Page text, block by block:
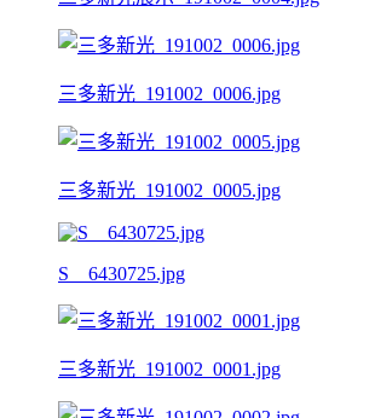
三多新光_191002_0006.jpg
三多新光_191002_0005.jpg
S__6430725.jpg
三多新光_191002_0001.jpg